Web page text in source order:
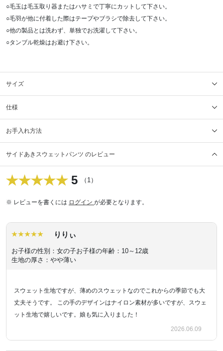
○毛玉は毛玉取り器またはハサミで丁寧にカットして下さい。
○毛羽が他に付着した際はテープやブラシで除去して下さい。
○他の製品とは洗わず、単独でお洗濯して下さい。
○タンブル乾燥はお避け下さい。
サイズ
仕様
お手入れ方法
サイドあきスウェットパンツ のレビュー
5 （1）
※ レビューを書くには ログイン が必要となります。
りりぃ
お子様の性別：女の子お子様の年齢：10～12歳
生地の厚さ：やや薄い
スウェット生地ですが、薄めのスウェットなのでこれからの季節でも大
丈夫そうです。 この手のデザインはナイロン素材が多いですが、スウェ
ット生地で嬉しいです。娘も気に入りました！
2026.06.09